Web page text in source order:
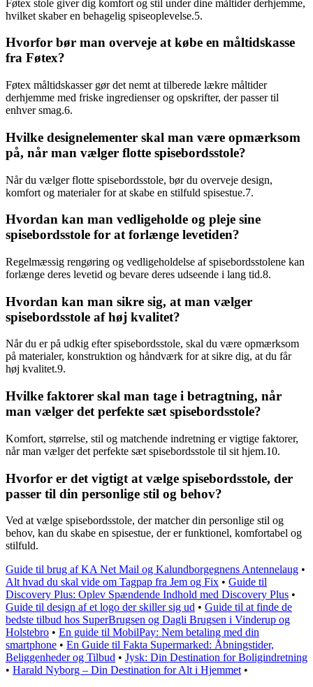
Føtex stole giver dig komfort og stil under dine måltider derhjemme,
hvilket skaber en behagelig spiseoplevelse.5.
Hvorfor bør man overveje at købe en måltidskasse
fra Føtex?
Føtex måltidskasser gør det nemt at tilberede lækre måltider
derhjemme med friske ingredienser og opskrifter, der passer til
enhver smag.6.
Hvilke designelementer skal man være opmærksom
på, når man vælger flotte spisebordsstole?
Når du vælger flotte spisebordsstole, bør du overveje design,
komfort og materialer for at skabe en stilfuld spisestue.7.
Hvordan kan man vedligeholde og pleje sine
spisebordsstole for at forlænge levetiden?
Regelmæssig rengøring og vedligeholdelse af spisebordsstolene kan
forlænge deres levetid og bevare deres udseende i lang tid.8.
Hvordan kan man sikre sig, at man vælger
spisebordsstole af høj kvalitet?
Når du er på udkig efter spisebordsstole, skal du være opmærksom
på materialer, konstruktion og håndværk for at sikre dig, at du får
høj kvalitet.9.
Hvilke faktorer skal man tage i betragtning, når
man vælger det perfekte sæt spisebordsstole?
Komfort, størrelse, stil og matchende indretning er vigtige faktorer,
når man vælger det perfekte sæt spisebordsstole til sit hjem.10.
Hvorfor er det vigtigt at vælge spisebordsstole, der
passer til din personlige stil og behov?
Ved at vælge spisebordsstole, der matcher din personlige stil og
behov, kan du skabe en spisestue, der er funktionel, komfortabel og
stilfuld.
Guide til brug af KA Net Mail og Kalundborgegnens Antennelaug •
Alt hvad du skal vide om Tagpap fra Jem og Fix • Guide til
Discovery Plus: Oplev Spændende Indhold med Discovery Plus •
Guide til design af et logo der skiller sig ud • Guide til at finde de
bedste tilbud hos SuperBrugsen og Dagli Brugsen i Vinderup og
Holstebro • En guide til MobilPay: Nem betaling med din
smartphone • En Guide til Fakta Supermarked: Åbningstider,
Beliggenheder og Tilbud • Jysk: Din Destination for Boligindretning
• Harald Nyborg – Din Destination for Alt i Hjemmet •